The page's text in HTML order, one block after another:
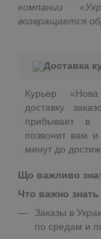
компании
возвращается
Доставка
Курьер
доставку
прибывает в
позвонит вам
минут до
Що важливо
Что важно
Заказы в
по средам и